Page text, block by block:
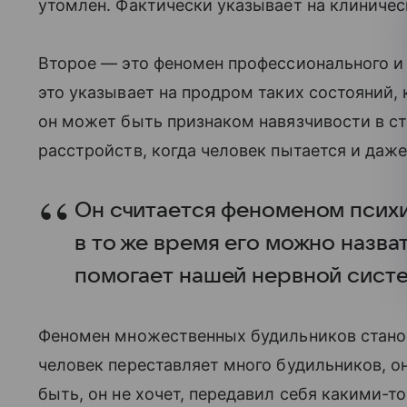
утомлен. Фактически указывает на
Второе — это феномен профессионального
это указывает на продром таких
он может быть признаком навязчивости в
расстройств, когда человек пытается и
Он считается феноменом
в то же время его можно
помогает нашей нервной
Феномен множественных будильников
человек переставляет много будильников,
быть, он не хочет, передавил себя какими-